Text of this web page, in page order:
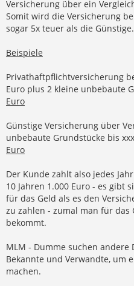
Versicherung über ein
Somit wird die Versicherung
sogar 5x teuer als die Günstige.
Beispiele
Privathaftpflichtversicherung
Euro plus 2 kleine unbebaute
Euro
Günstige Versicherung über
unbebaute Grundstücke bis
Euro
Der Kunde zahlt also jedes
10 Jahren 1.000 Euro - es gibt
für das Geld als es den
zu zahlen - zumal man für das
bekommt.
MLM - Dumme suchen andere
Bekannte und Verwandte, um
machen.